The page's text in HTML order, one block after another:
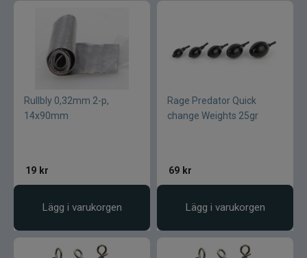
Rullbly 0,32mm 2-p,
14x90mm
19 kr
Lägg i varukorgen
Rage Predator Quick
change Weights 25gr
69 kr
Lägg i varukorgen